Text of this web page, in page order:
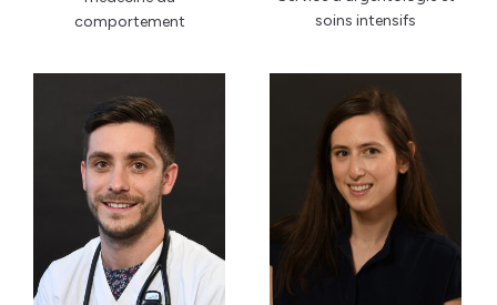
comportement
soins intensifs